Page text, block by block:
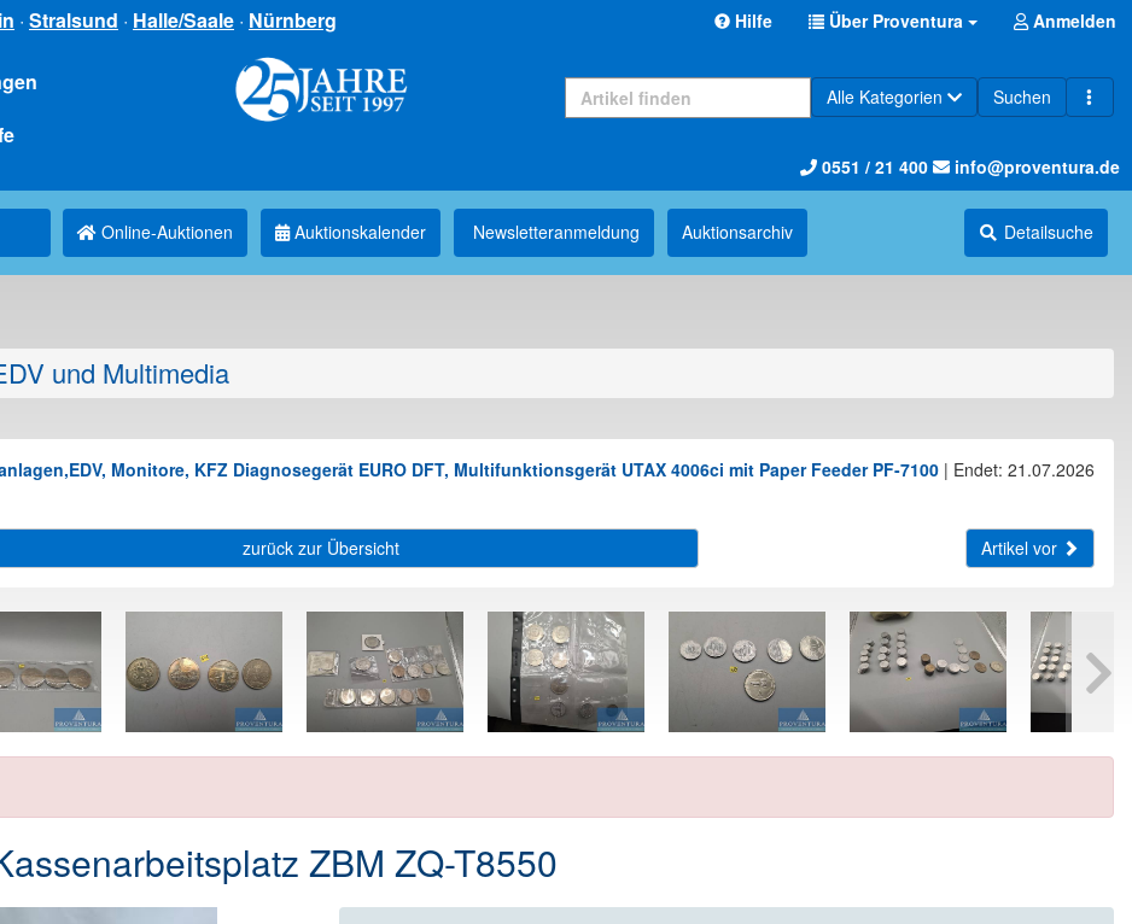
· Stralsund · Halle/Saale · Nürnberg Hilfe Über Proventura Anmelden
Alle Kategorien Suchen
0551 / 21 400 info@proventura.de
Online-Auktionen Auktionskalender Newsletter­anmeldung Auktions­archiv Detailsuche
und Multimedia
Monitore, KFZ Diagnosegerät EURO DFT, Multifunktionsgerät UTAX 4006ci mit Paper Feeder PF-7100 | Endet: 21.07.2026
zurück zur Übersicht Artikel vor
ZBM ZQ-T8550